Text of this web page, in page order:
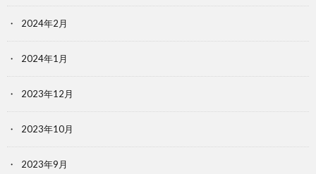
2024年2月
2024年1月
2023年12月
2023年10月
2023年9月